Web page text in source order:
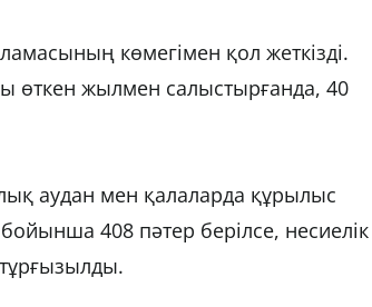
көмегімен қол жеткізді.
өткен жылмен салыстырғанда, 40
аудан мен қалаларда құрылыс
408 пәтер берілсе, несиелік